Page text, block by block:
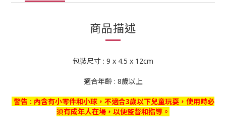
商品描述
包裝尺寸 : 9 x 4.5 x 12cm
適合年齡 : 8歲以上
警告 : 內含有小零件和小球，不適合3歲以下兒童玩耍，使用時必
須有成年人在場，以便監督和指導。